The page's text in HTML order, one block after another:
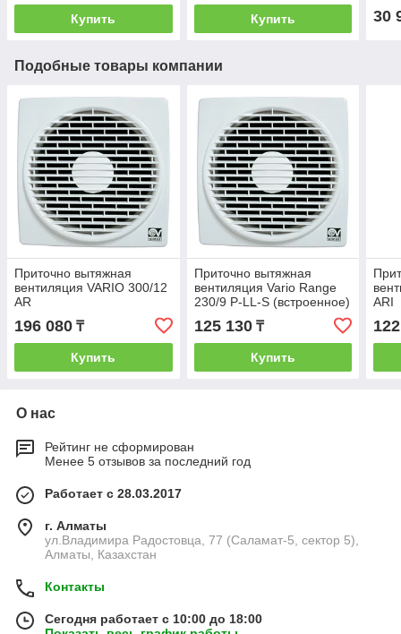
Купить Купить 30
Подобные товары компании
Приточно вытяжная
вентиляция VARIO 300/12
AR
196 080 ₸
Купить
Приточно вытяжная
вентиляция Vario Range
230/9 P-LL-S (встроенное)
125 130₸
Купить
ARI
О нас
Рейтинг не сформирован
Менее 5 отзывов за последний год
Работает с 28.03.2017
г. Алматы
ул.Владимира Радостовца, 77 (Саламат-5, сектор 5),
Алматы, Казахстан
Контакты
Сегодня работает с 10:00 до 18:00